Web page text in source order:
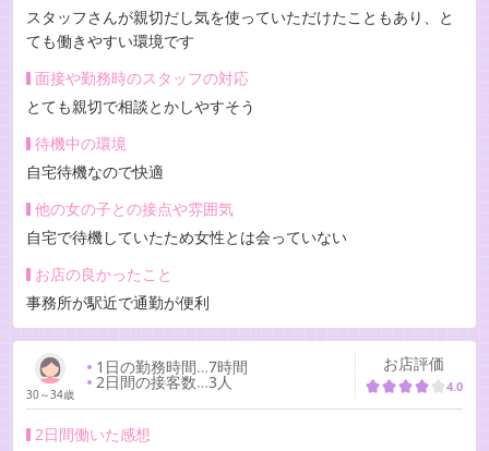
スタッフさんが親切だし気を使っていただけたこともあり、と
ても働きやすい環境です
面接や勤務時のスタッフの対応
とても親切で相談とかしやすそう
待機中の環境
自宅待機なので快適
他の女の子との接点や雰囲気
自宅で待機していたため女性とは会っていない
お店の良かったこと
事務所が駅近で通勤が便利
30～34歳
1日の勤務時間…7時間
2日間の接客数…3人
お店評価
4.0
2日間働いた感想